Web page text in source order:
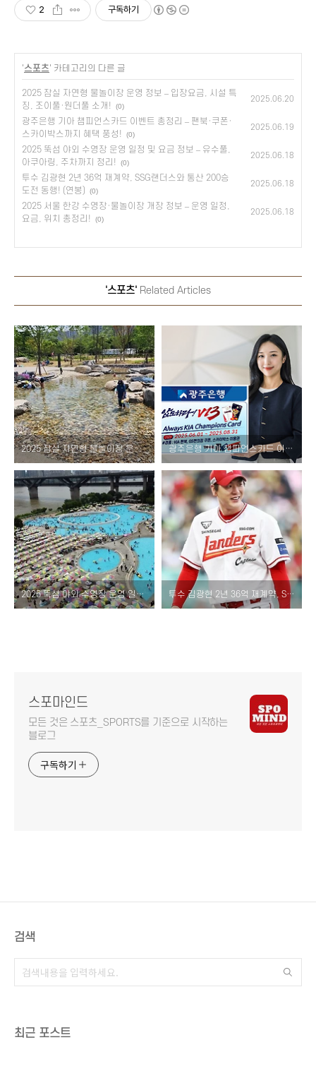
2 구독하기
'스포츠' 카테고리의 다른 글
2025 잠실 자연형 물놀이장 운영 정보 – 입장요금, 시설 특
징, 조이풀·원더풀 소개!
(0)
2025.06.20
광주은행 기아 챔피언스카드 이벤트 총정리 – 팬북·쿠폰·
스카이박스까지 혜택 풍성!
(0)
2025.06.19
2025 뚝섬 야외 수영장 운영 일정 및 요금 정보 – 유수풀,
아쿠아링, 주차까지 정리!
(0)
2025.06.18
투수 김광현 2년 36억 재계약, SSG랜더스와 통산 200승
도전 동행! (연봉)
(0)
2025.06.18
2025 서울 한강 수영장·물놀이장 개장 정보 – 운영 일정,
요금, 위치 총정리!
(0)
2025.06.18
'스포츠' Related Articles
2025 잠실 자연형 물놀이장 운영 정보 – 입장요금, 시설 특징, 조이풀·원더풀 소개! 광주은행 기아 챔피언스카드 이벤트 총정리 – 팬북·쿠폰·스카이박스까지 혜택 풍성!
2025 뚝섬 야외 수영장 운영 일정 및 요금 정보 – 유수풀, 아쿠아링, 주차까지 정리! 투수 김광현 2년 36억 재계약, SSG랜더스와 통산 200승 도전 동행! (연봉)
스포마인드
모든 것은 스포츠_SPORTS를 기준으로 시작하는
블로그
구독하기
검색
최근 포스트